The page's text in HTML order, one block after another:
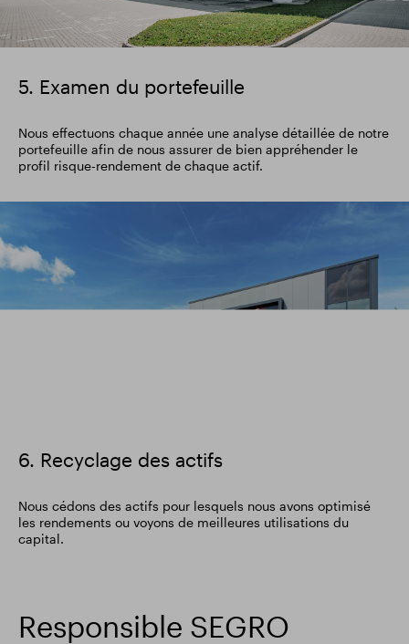
5. Examen du portefeuille
Nous effectuons chaque année une analyse détaillée de notre
portefeuille afin de nous assurer de bien appréhender le
profil risque-rendement de chaque actif.
6. Recyclage des actifs
Nous cédons des actifs pour lesquels nous avons optimisé
les rendements ou voyons de meilleures utilisations du
capital.
Responsible SEGRO